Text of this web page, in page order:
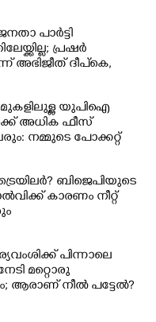
പാർട്ടി
പ്രഷർ
അഭിജീത് ദീപ്‌കെ,
മുകളിലുള്ള യുപിഐ
അധിക ഫീസ്
നമ്മുടെ പോക്കറ്റ്
ബിജെപിയുടെ
കാരണം നീറ്റ്
പിന്നാലെ
മറ്റൊരു
ആരാണ് നീൽ പട്ടേൽ?
×